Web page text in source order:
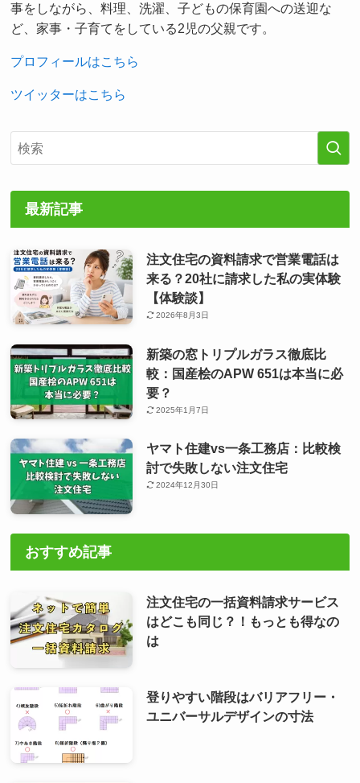
事をしながら、料理、洗濯、子どもの保育園への送迎な
ど、家事・子育てをしている2児の父親です。
プロフィールはこちら
ツイッターはこちら
最新記事
注文住宅の資料請求で営業電話は
来る？20社に請求した私の実体験
【体験談】
2026年8月3日
新築の窓トリプルガラス徹底比
較：国産桧のAPW 651は本当に必
要？
2025年1月7日
ヤマト住建vs一条工務店：比較検
討で失敗しない注文住宅
2024年12月30日
おすすめ記事
注文住宅の一括資料請求サービス
はどこも同じ？！もっとも得なの
は
登りやすい階段はバリアフリー・
ユニバーサルデザインの寸法